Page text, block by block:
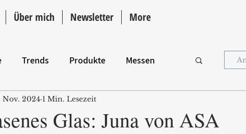
Über mich Newsletter More
Trends Produkte Messen
Intro
Glas: Juna von ASA
Nov. 2024 1 Min. Lesezeit